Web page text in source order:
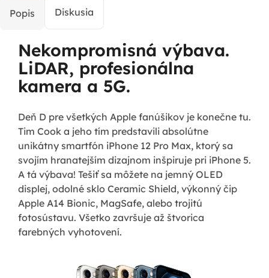
Popis Diskusia
Nekompromisná výbava.
LiDAR, profesionálna
kamera a 5G.
Deň D pre všetkých Apple fanúšikov je konečne tu.
Tim Cook a jeho tím predstavili absolútne
unikátny smartfón iPhone 12 Pro Max, ktorý sa
svojím hranatejším dizajnom inšpiruje pri iPhone 5.
A tá výbava! Tešiť sa môžete na jemný OLED
displej, odolné sklo Ceramic Shield, výkonný čip
Apple A14 Bionic, MagSafe, alebo trojitú
fotosústavu. Všetko završuje až štvorica
farebných vyhotovení.